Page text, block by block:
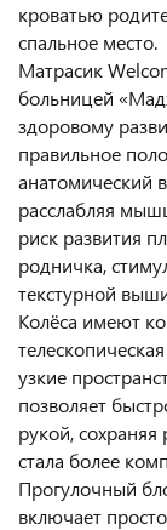
кроватью
спальное место.
Матрасик
больницей
здоровому
правильное
анатомический
расслабляя
риск развития
родничка,
текстурной
Колёса имеют
узкие
позволяет
рукой,
стала более
Прогулочный
включает